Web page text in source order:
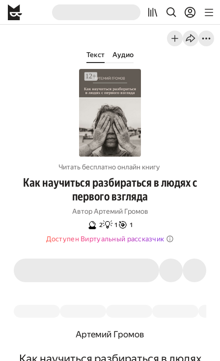
Текст Аудио
Читать бесплатно онлайн книгу
Как научиться разбираться в людях с
первого взгляда
Автор Артемий Громов
🔮 2💡 1 🎯 1
Доступен Виртуальный рассказчик
Артемий Громов